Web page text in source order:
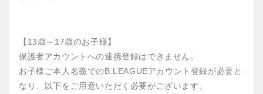
【13歳～17歳のお子様】
保護者アカウントへの連携登録はできません。
お子様ご本人名義でのB.LEAGUEアカウント登録が必要と
なり、以下をご用意いただく必要がございます。